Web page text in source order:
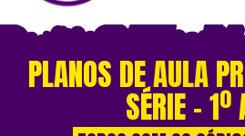
PLANOS DE AULA
SÉRIE – 1º